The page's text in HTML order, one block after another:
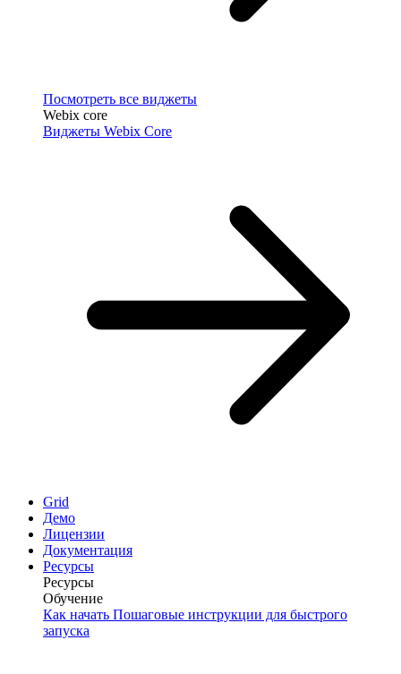
Посмотреть все виджеты
Webix core
Виджеты Webix Core
Grid
Демо
Лицензии
Документация
Ресурсы
Ресурсы
Обучение
Как начать Пошаговые инструкции для быстрого
запуска